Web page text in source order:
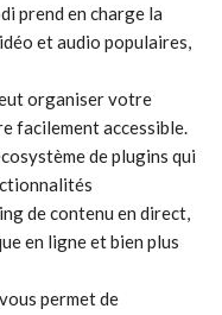
prend en charge la
et audio populaires,
organiser votre
facilement accessible.
de plugins qui
de contenu en direct,
en ligne et bien plus
permet de